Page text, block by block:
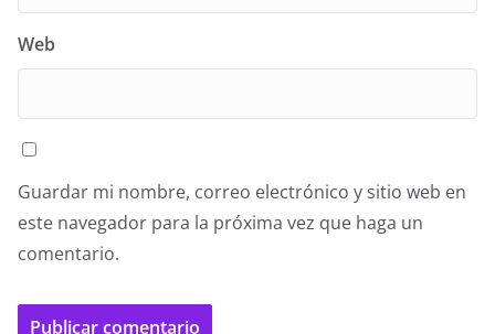
Web
Guardar mi nombre, correo electrónico y sitio web en
este navegador para la próxima vez que haga un
comentario.